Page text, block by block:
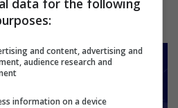
data for the following
and content, advertising and
audience research and
information on a device